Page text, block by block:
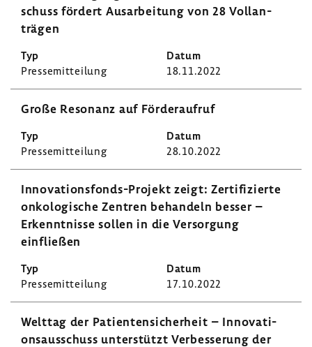
schuss fördert Ausar­bei­tung von 28 Voll­an­
trägen
Pres­se­mit­tei­lung 18.11.2022
Große Reso­nanz auf Förder­aufruf
Pres­se­mit­tei­lung 28.10.2022
Innovationsfonds-​Projekt zeigt: Zerti­fi­zierte
onko­lo­gi­sche Zentren behan­deln besser –
Erkennt­nisse sollen in die Versor­gung
einfließen
Pres­se­mit­tei­lung 17.10.2022
Welttag der Pati­en­ten­si­cher­heit – Inno­va­ti­
ons­aus­schuss unter­stützt Verbes­se­rung der